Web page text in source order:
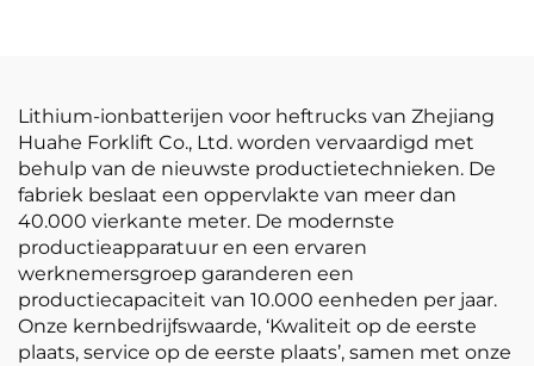
Lithium-ionbatterijen voor heftrucks van Zhejiang
Huahe Forklift Co., Ltd. worden vervaardigd met
behulp van de nieuwste productietechnieken. De
fabriek beslaat een oppervlakte van meer dan
40.000 vierkante meter. De modernste
productieapparatuur en een ervaren
werknemersgroep garanderen een
productiecapaciteit van 10.000 eenheden per jaar.
Onze kernbedrijfswaarde, ‘Kwaliteit op de eerste
plaats, service op de eerste plaats’, samen met onze